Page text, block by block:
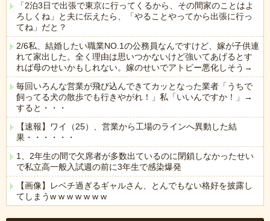
「2泊3日で出張で東京に行ってくるから、その間家のことはよ
ろしくね」と夫に伝えたら、「やることやってから出張に行っ
てね」だと？
2/6私、結婚したい職業NO.1の公務員なんですけど、嫁が子供連
れて家出した。全く理由は思いつかないけど強いてあげるとす
れば母のせいかもしれない。嫁のせいでアトピー悪化しそう→
毎回いろんな営業が飛び込んできてカッとなった業者「うちで
飼ってる犬の散歩でも行きやがれ！」私「いいんですか！」→
すると・・・
【速報】ワイ（25）、営業から工場のラインへ異動した結
果・・・・・・
1、2年生の間で欠席者が多数出ているのに閉鎖しなかったせい
で私立高一般入試週の前に3年生で感染爆発
【画像】レベチ過ぎるギャルさん、とんでもない格好を披露し
てしまうw w w w w w w